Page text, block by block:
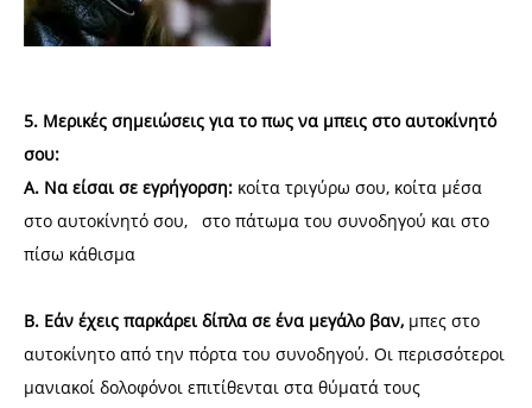
5. Μερικές σημειώσεις για το πως να μπεις στο αυτοκίνητό
σου:
A. Να είσαι σε εγρήγορση: κοίτα τριγύρω σου, κοίτα μέσα
στο αυτοκίνητό σου, στο πάτωμα του συνοδηγού και στο
πίσω κάθισμα
B. Εάν έχεις παρκάρει δίπλα σε ένα μεγάλο βαν, μπες στο
αυτοκίνητο από την πόρτα του συνοδηγού. Οι περισσότεροι
μανιακοί δολοφόνοι επιτίθενται στα θύματά τους